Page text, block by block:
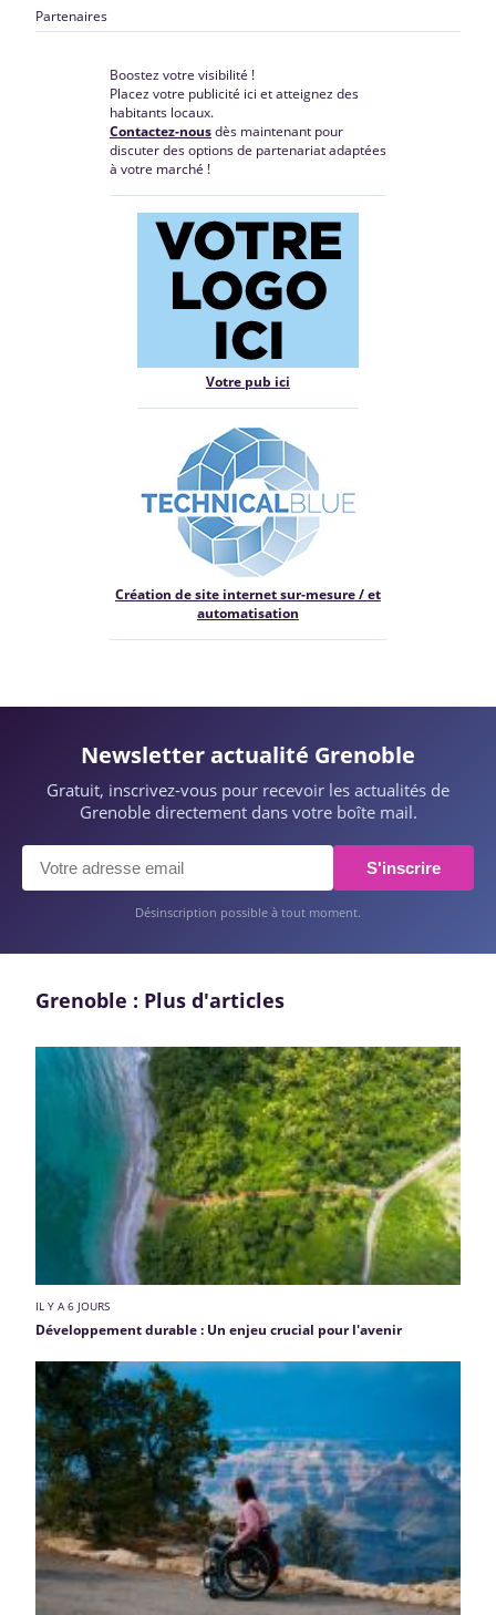
Partenaires
Boostez votre visibilité !
Placez votre publicité ici et atteignez des
habitants locaux.
Contactez-nousdès maintenant pour
discuter des options de partenariat adaptées
à votre marché !
Votre pub ici
Création de site internet sur-mesure / et
automatisation
Newsletter actualité Grenoble
Gratuit, inscrivez-vous pour recevoir les actualités de
Grenoble directement dans votre boîte mail.
S'inscrire
Désinscription possible à tout moment.
Grenoble : Plus d'articles
IL Y A 6 JOURS
Développement durable : Un enjeu crucial pour l'avenir